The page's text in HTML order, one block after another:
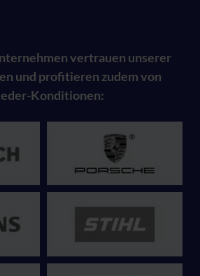
vertrauen unserer
und profitieren zudem von
Konditionen: